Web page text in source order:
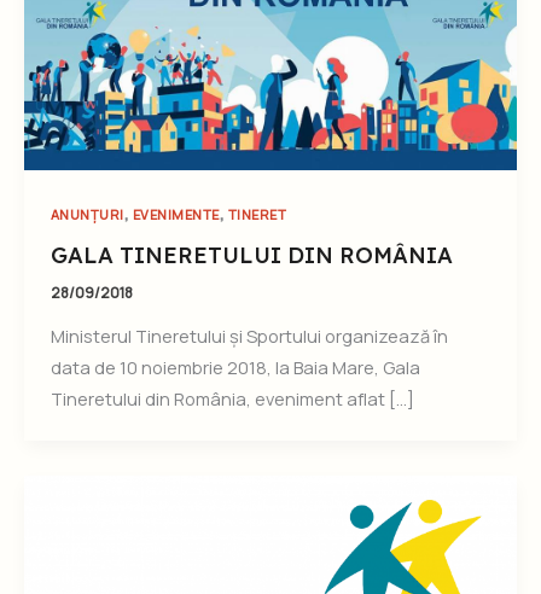
ANUNȚURI, EVENIMENTE, TINERET
GALA TINERETULUI DIN ROMÂNIA
28/09/2018
Ministerul Tineretului și Sportului organizează în
data de 10 noiembrie 2018, la Baia Mare, Gala
Tineretului din România, eveniment aflat […]